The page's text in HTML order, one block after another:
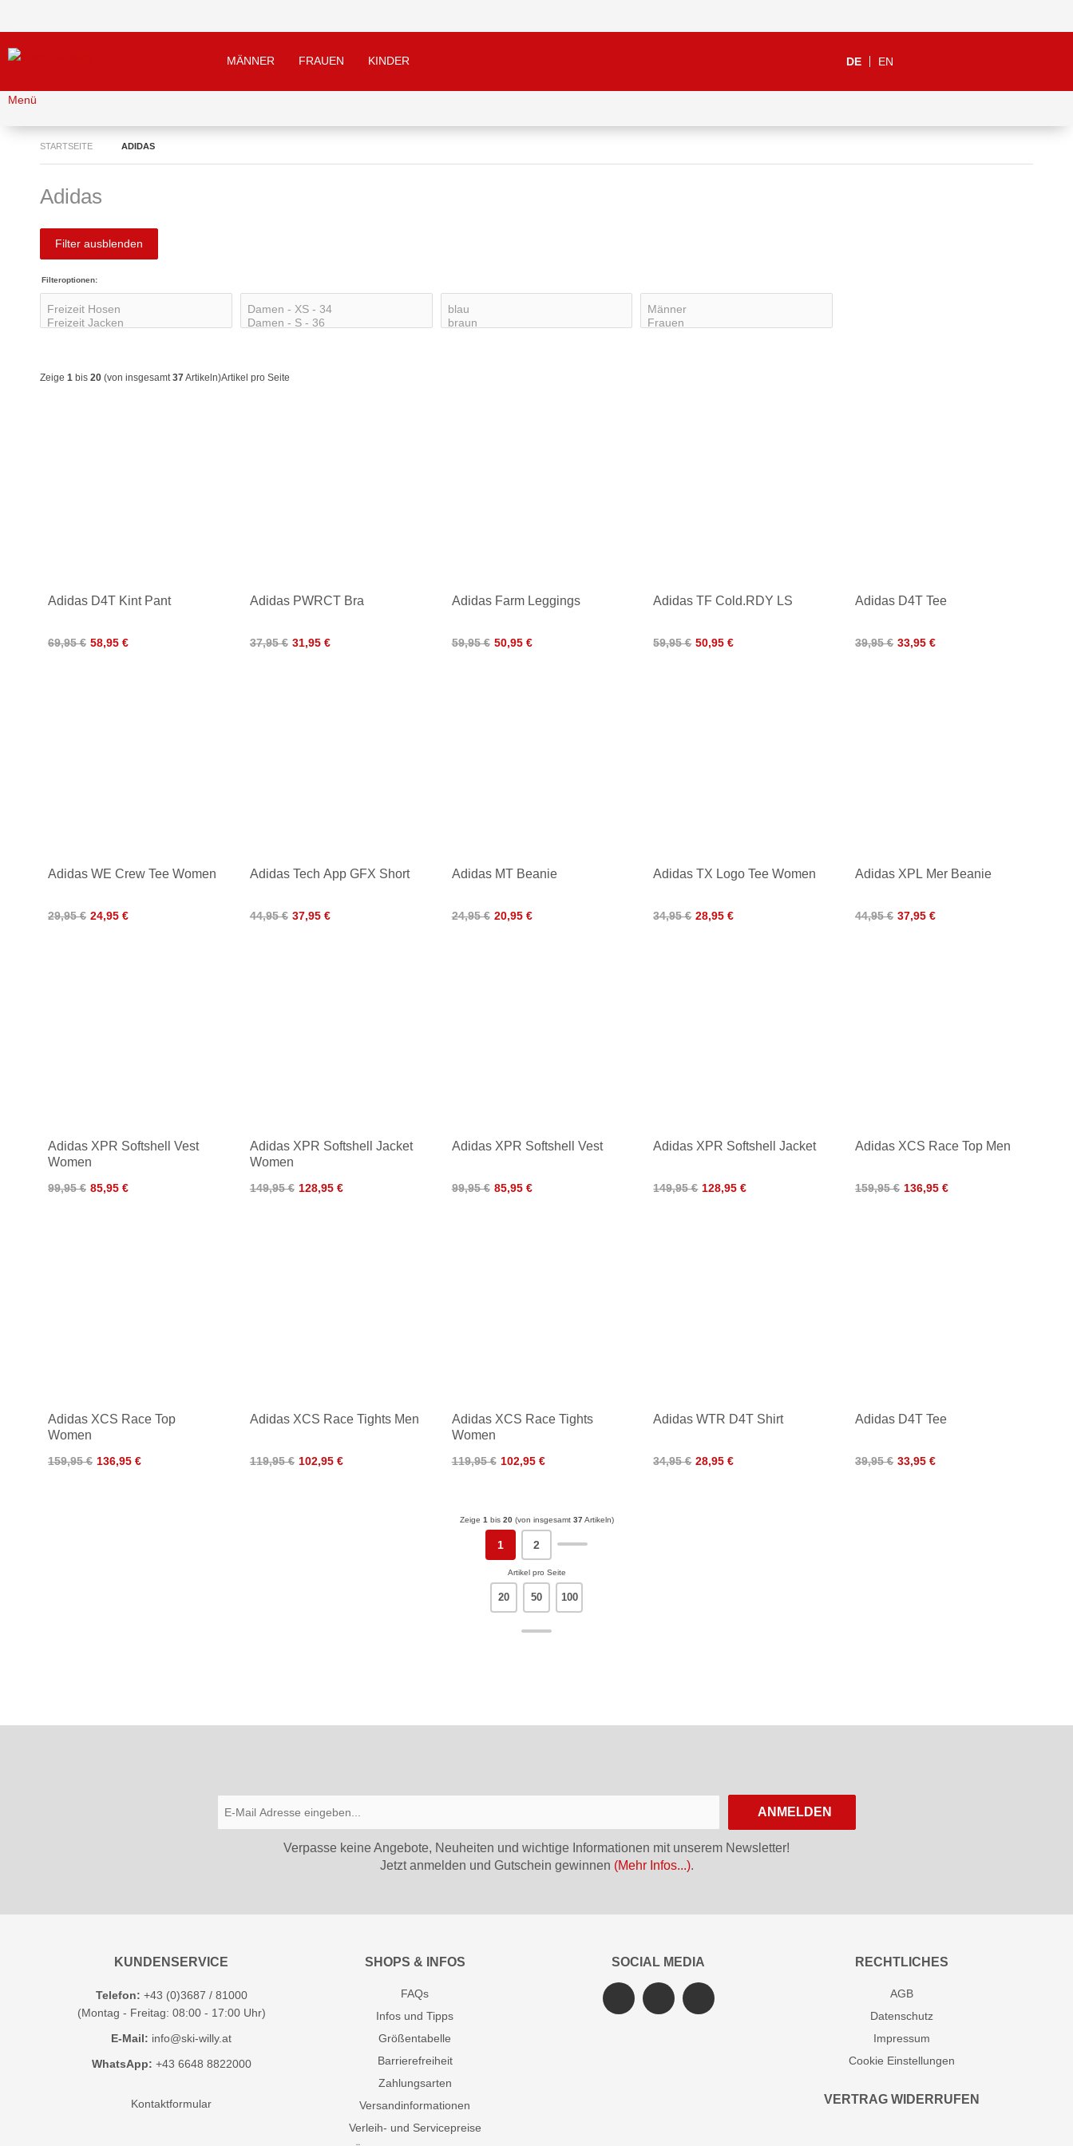
MÄNNER FRAUEN KINDER DE EN
Menü
STARTSEITE ADIDAS
Adidas
Filter ausblenden
Filteroptionen:
Zeige 1 bis 20 (von insgesamt37Artikeln)Artikel pro Seite
Adidas D4T Kint Pant
69,95 € 58,95 €
Adidas PWRCT Bra
37,95 € 31,95 €
Adidas Farm Leggings
59,95 € 50,95 €
Adidas TF Cold.RDY LS
59,95 € 50,95 €
Adidas D4T Tee
39,95 € 33,95 €
Adidas WE Crew Tee Women
29,95 € 24,95 €
Adidas Tech App GFX Short
44,95 € 37,95 €
Adidas MT Beanie
24,95 € 20,95 €
Adidas TX Logo Tee Women
34,95 € 28,95 €
Adidas XPL Mer Beanie
44,95 € 37,95 €
Adidas XPR Softshell Vest
Women
99,95 € 85,95 €
Adidas XPR Softshell Jacket
Women
149,95 € 128,95 €
Adidas XPR Softshell Vest
99,95 € 85,95 €
Adidas XPR Softshell Jacket
149,95 € 128,95 €
Adidas XCS Race Top Men
159,95 € 136,95 €
Adidas XCS Race Top
Women
159,95 € 136,95 €
Adidas XCS Race Tights Men
119,95 € 102,95 €
Adidas XCS Race Tights
Women
119,95 € 102,95 €
Adidas WTR D4T Shirt
34,95 € 28,95 €
Adidas D4T Tee
39,95 € 33,95 €
Zeige 1 bis 20(von insgesamt 37Artikeln)
1 2
Artikel pro Seite
20 50 100
ANMELDEN
Verpasse keine Angebote, Neuheiten und wichtige Informationen mit unserem Newsletter!
Jetzt anmelden und Gutschein gewinnen (Mehr Infos...).
KUNDENSERVICE
Telefon: +43 (0)3687 / 81000
(Montag - Freitag: 08:00 - 17:00 Uhr)
E-Mail: info@ski-willy.at
WhatsApp: +43 6648 8822000
Kontaktformular
SHOPS & INFOS
FAQs
Infos und Tipps
Größentabelle
Barrierefreiheit
Zahlungsarten
Versandinformationen
Verleih- und Servicepreise
SOCIAL MEDIA RECHTLICHES
AGB
Datenschutz
Impressum
Cookie Einstellungen
VERTRAG WIDERRUFEN